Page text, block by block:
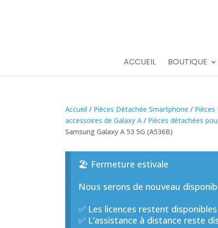
ACCUEIL BOUTIQUE
Accueil / Pièces Détachée Smartphone /
accessoires de Galaxy A / Pièces détachées
Samsung Galaxy A 53 5G (A536B)
🏖️ Fermeture estivale
Nous serons de nouveau
✅ Les licences restent
✅ L’assistance à distance reste